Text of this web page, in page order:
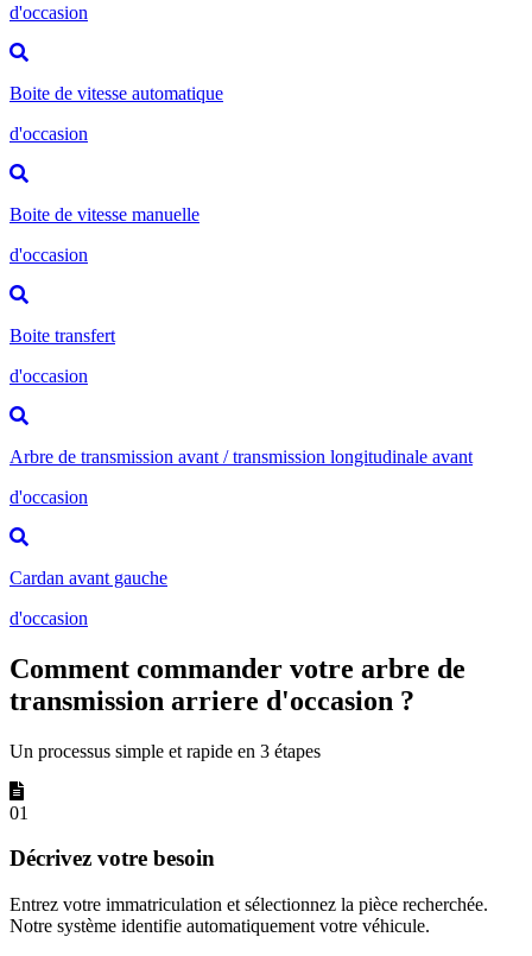
d'occasion
Boite de vitesse automatique
d'occasion
Boite de vitesse manuelle
d'occasion
Boite transfert
d'occasion
Arbre de transmission avant / transmission longitudinale avant
d'occasion
Cardan avant gauche
d'occasion
Comment commander votre arbre de
transmission arriere d'occasion ?
Un processus simple et rapide en 3 étapes
01
Décrivez votre besoin
Entrez votre immatriculation et sélectionnez la pièce recherchée.
Notre système identifie automatiquement votre véhicule.